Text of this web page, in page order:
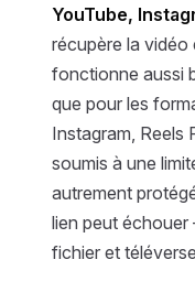
YouTube,
récupère la vidéo
fonctionne aussi
que pour les
Instagram, Reels
soumis à une
autrement
lien peut
fichier et